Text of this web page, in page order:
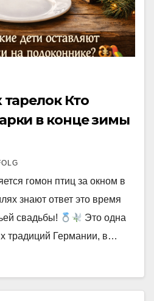
Кто
в конце зимы
гомон птиц за окном в
знают ответ это время
свадьбы!
Это одна
традиций Германии, в…